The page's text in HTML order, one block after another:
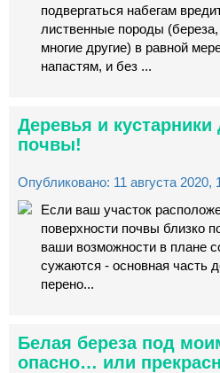
подвергаться набегам
лиственные породы
многие другие) в равной
напастям, и без ...
Деревья и
почвы!
Опубликовано: 11 августа 2020,
Если ваш участок
поверхности почвы близко
ваши возможности в плане
сужаются - основная часть
перено...
Белая береза под
опасно… или